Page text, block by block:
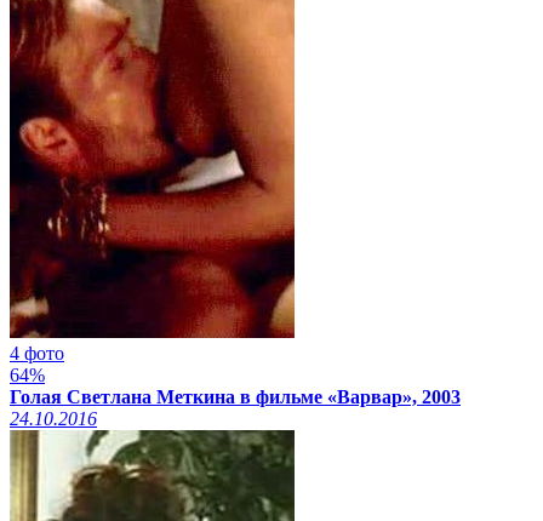
4 фото
64%
Голая Светлана Меткина в фильме «Варвар», 2003
24.10.2016